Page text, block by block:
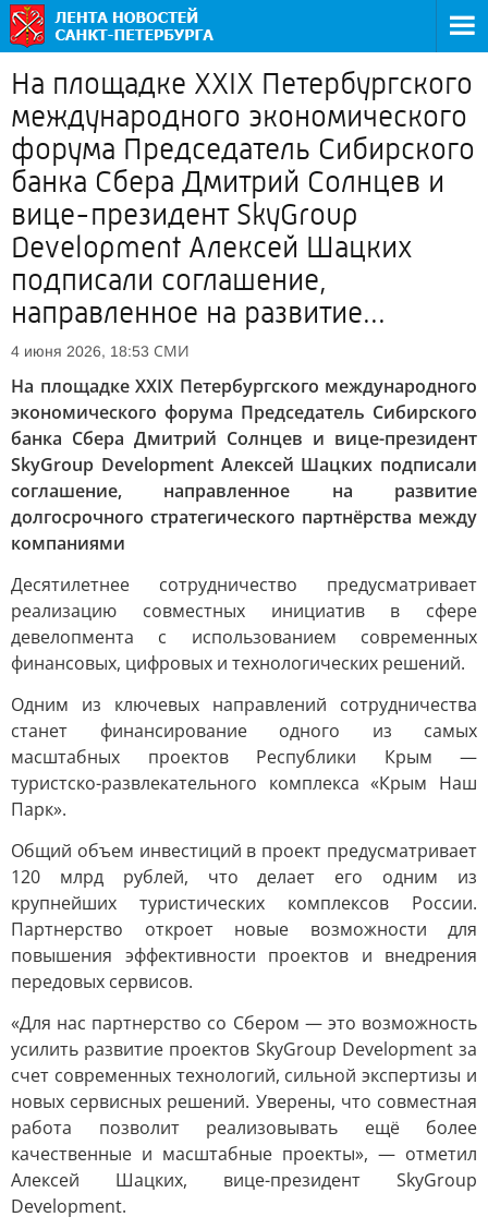
На площадке XXIX Петербургского
международного экономического
форума Председатель Сибирского
банка Сбера Дмитрий Солнцев и
вице-президент SkyGroup
Development Алексей Шацких
подписали соглашение,
направленное на развитие...
4 июня 2026, 18:53 СМИ
На площадке XXIX Петербургского международного
экономического форума Председатель Сибирского
банка Сбера Дмитрий Солнцев и вице-президент
SkyGroup Development Алексей Шацких подписали
соглашение, направленное на развитие
долгосрочного стратегического партнёрства между
компаниями
Десятилетнее сотрудничество предусматривает
реализацию совместных инициатив в сфере
девелопмента с использованием современных
финансовых, цифровых и технологических решений.
Одним из ключевых направлений сотрудничества
станет финансирование одного из самых
масштабных проектов Республики Крым —
туристско-развлекательного комплекса «Крым Наш
Парк».
Общий объем инвестиций в проект предусматривает
120 млрд рублей, что делает его одним из
крупнейших туристических комплексов России.
Партнерство откроет новые возможности для
повышения эффективности проектов и внедрения
передовых сервисов.
«Для нас партнерство со Сбером — это возможность
усилить развитие проектов SkyGroup Development за
счет современных технологий, сильной экспертизы и
новых сервисных решений. Уверены, что совместная
работа позволит реализовывать ещё более
качественные и масштабные проекты», — отметил
Алексей Шацких, вице-президент SkyGroup
Development.